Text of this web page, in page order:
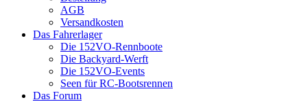
AGB
Versandkosten
Das Fahrerlager
Die 152VO-Rennboote
Die Backyard-Werft
Die 152VO-Events
Seen für RC-Bootsrennen
Das Forum